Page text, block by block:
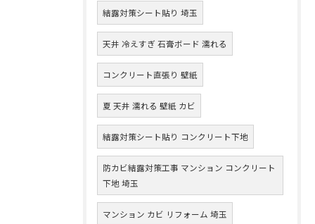
結露対策シート貼り 埼玉
天井 冷えすぎ 石膏ボード 濡れる
コンクリート直張り 壁紙
夏 天井 濡れる 壁紙 カビ
結露対策シート貼り コンクリート下地
防カビ結露対策工事 マンション コンクリート
下地 埼玉
マンション カビ リフォーム 埼玉